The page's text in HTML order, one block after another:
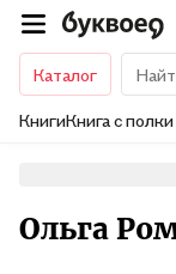
Каталог
КнигиКнига с полки
Ольга